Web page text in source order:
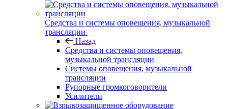
Средства и системы оповещения, музыкальной
трансляции
Назад
Средства и системы оповещения,
музыкальной трансляции
Системы оповещения, музыкальной
трансляции
Рупорные громкоговорители
Усилители